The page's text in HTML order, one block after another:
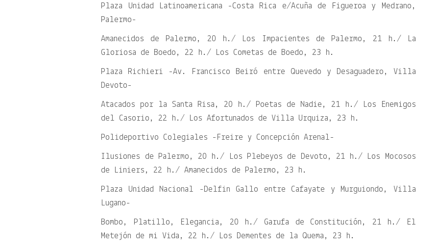
Plaza Unidad Latinoamericana -Costa Rica e/Acuña de Figueroa y Medrano,
Palermo-
Amanecidos de Palermo, 20 h./ Los Impacientes de Palermo, 21 h./ La
Gloriosa de Boedo, 22 h./ Los Cometas de Boedo, 23 h.
Plaza Richieri -Av. Francisco Beiró entre Quevedo y Desaguadero, Villa
Devoto-
Atacados por la Santa Risa, 20 h./ Poetas de Nadie, 21 h./ Los Enemigos
del Casorio, 22 h./ Los Afortunados de Villa Urquiza, 23 h.
Polideportivo Colegiales -Freire y Concepción Arenal-
Ilusiones de Palermo, 20 h./ Los Plebeyos de Devoto, 21 h./ Los Mocosos
de Liniers, 22 h./ Amanecidos de Palermo, 23 h.
Plaza Unidad Nacional -Delfin Gallo entre Cafayate y Murguiondo, Villa
Lugano-
Bombo, Platillo, Elegancia, 20 h./ Garufa de Constitución, 21 h./ El
Metejón de mi Vida, 22 h./ Los Dementes de la Quema, 23 h.